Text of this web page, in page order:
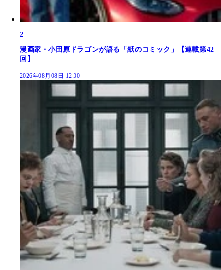
2
漫画家・小田原ドラゴンが語る「紙のコミック」【連載第42
回】
2026年08月08日 12:00